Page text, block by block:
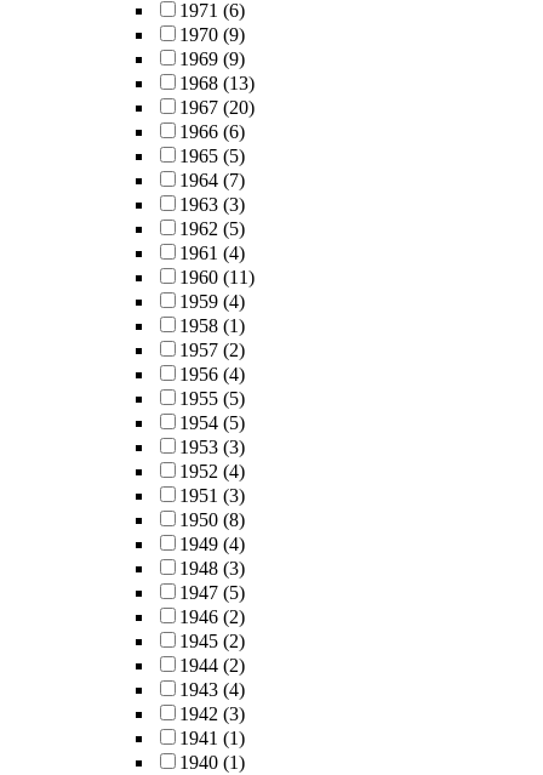
1971 (6)
1970 (9)
1969 (9)
1968 (13)
1967 (20)
1966 (6)
1965 (5)
1964 (7)
1963 (3)
1962 (5)
1961 (4)
1960 (11)
1959 (4)
1958 (1)
1957 (2)
1956 (4)
1955 (5)
1954 (5)
1953 (3)
1952 (4)
1951 (3)
1950 (8)
1949 (4)
1948 (3)
1947 (5)
1946 (2)
1945 (2)
1944 (2)
1943 (4)
1942 (3)
1941 (1)
1940 (1)